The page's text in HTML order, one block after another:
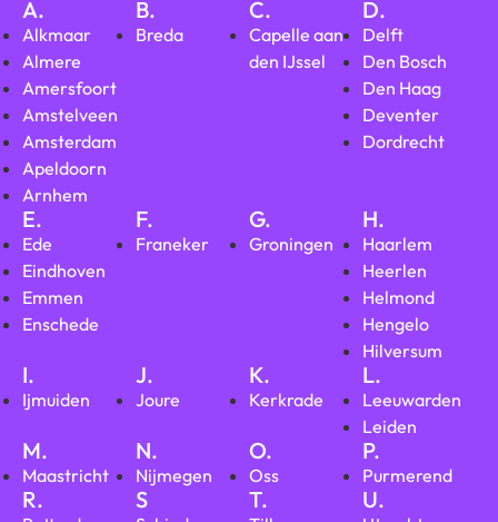
A.
Alkmaar
Almere
Amersfoort
Amstelveen
Amsterdam
Apeldoorn
Arnhem
B.
Breda
C.
Capelle aan
den IJssel
D.
Delft
Den Bosch
Den Haag
Deventer
Dordrecht
E.
Ede
Eindhoven
Emmen
Enschede
F.
Franeker
G.
Groningen
H.
Haarlem
Heerlen
Helmond
Hengelo
Hilversum
I.
Ijmuiden
J.
Joure
K.
Kerkrade
L.
Leeuwarden
Leiden
M.
Maastricht
N.
Nijmegen
O.
Oss
P.
Purmerend
R. S T. U.